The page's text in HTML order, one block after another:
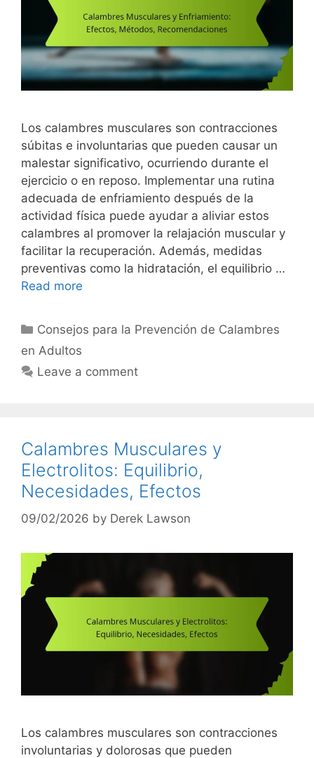
Los calambres musculares son contracciones
súbitas e involuntarias que pueden causar un
malestar significativo, ocurriendo durante el
ejercicio o en reposo. Implementar una rutina
adecuada de enfriamiento después de la
actividad física puede ayudar a aliviar estos
calambres al promover la relajación muscular y
facilitar la recuperación. Además, medidas
preventivas como la hidratación, el equilibrio …
Read more
Categories
Consejos para la Prevención de Calambres
en Adultos
Leave a comment
Calambres Musculares y
Electrolitos: Equilibrio,
Necesidades, Efectos
09/02/2026 by Derek Lawson
Los calambres musculares son contracciones
involuntarias y dolorosas que pueden